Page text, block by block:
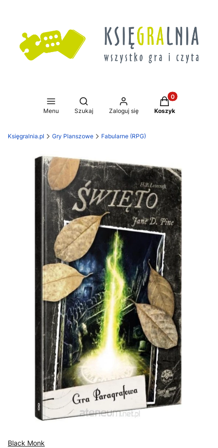
Menu
Otwórz wyszukiwarkę
Szukaj Zaloguj się
Produkty w
Koszyk
Księgralnia.pl Gry Planszowe Fabularne (RPG)
Black Monk